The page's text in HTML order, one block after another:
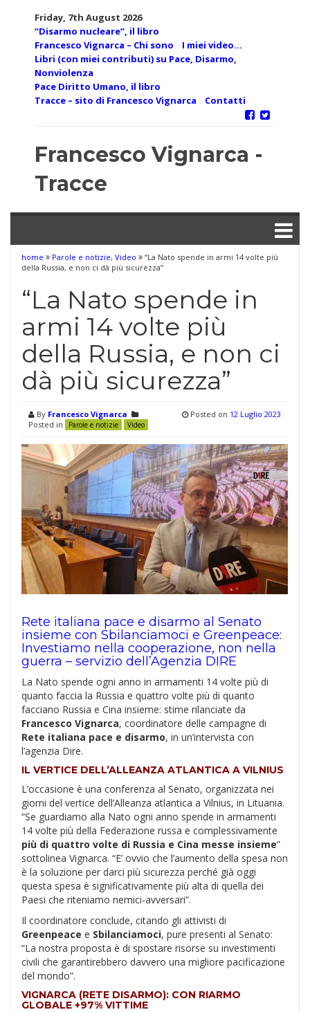
Friday, 7th August 2026
“Disarmo nucleare”, il libro
Francesco Vignarca – Chi sono
I miei video…
Libri (con miei contributi) su Pace, Disarmo,
Nonviolenza
Pace Diritto Umano, il libro
Tracce – sito di Francesco Vignarca
Contatti
Francesco Vignarca -
Tracce
home Parole e notizie, Video
“La Nato spende in armi 14 volte più
della Russia, e non ci dà più sicurezza”
“La Nato spende in
armi 14 volte più
della Russia, e non ci
dà più sicurezza”
By Francesco Vignarca
Posted in
Parole e notizie Video
Posted on 12 Luglio 2023
Rete italiana pace e disarmo al Senato
insieme con Sbilanciamoci e Greenpeace:
Investiamo nella cooperazione, non nella
guerra – servizio dell’Agenzia DIRE
La Nato spende ogni anno in armamenti 14 volte più di
quanto faccia la Russia e quattro volte più di quanto
facciano Russia e Cina insieme: stime rilanciate da
Francesco Vignarca, coordinatore delle campagne di
Rete italiana pace e disarmo, in un’intervista con
l’agenzia Dire.
IL VERTICE DELL’ALLEANZA ATLANTICA A VILNIUS
L’occasione è una conferenza al Senato, organizzata nei
giorni del vertice dell’Alleanza atlantica a Vilnius, in Lituania.
“Se guardiamo alla Nato ogni anno spende in armamenti
14 volte più della Federazione russa e complessivamente
più di quattro volte di Russia e Cina messe insieme”
sottolinea Vignarca. “E’ ovvio che l’aumento della spesa non
è la soluzione per darci più sicurezza perché già oggi
questa spesa è significativamente più alta di quella dei
Paesi che riteniamo nemici-avversari”.
Il coordinatore conclude, citando gli attivisti di
Greenpeace e Sbilanciamoci, pure presenti al Senato:
“La nostra proposta è di spostare risorse su investimenti
civili che garantirebbero davvero una migliore pacificazione
del mondo”.
VIGNARCA (RETE DISARMO): CON RIARMO
GLOBALE +97% VITTIME